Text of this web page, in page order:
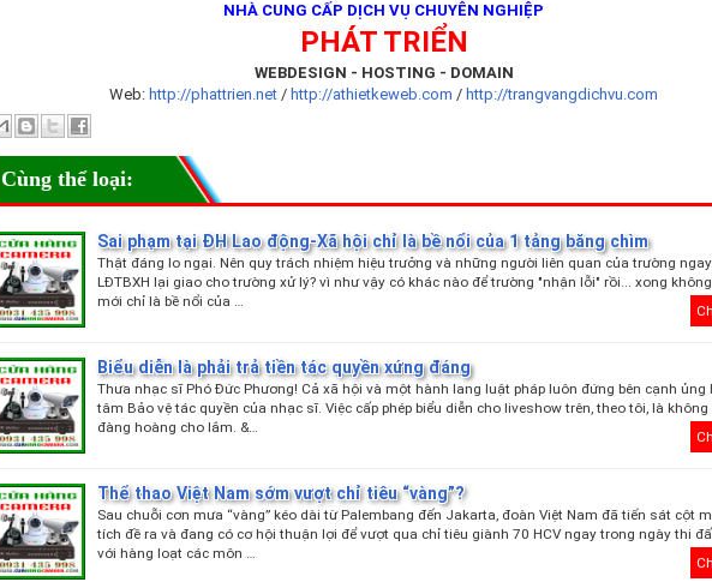
NHÀ CUNG CẤP DỊCH VỤ CHUYÊN NGHIỆP
PHÁT TRIỂN
WEBDESIGN - HOSTING - DOMAIN
Web: http://phattrien.net/ http://athietkeweb.com / http://trangvangdichvu.com
Cùng thể loại:
Sai phạm tại ĐH Lao động-Xã hội chỉ là bề nổi của 1 tảng băng chìm
Thật đáng lo ngại. Nên quy trách nhiệm hiệu trưởng và những người liên quan của trường
LĐTBXH lại giao cho trường xử lý? vì như vậy có khác nào để trường "nhận lỗi" rồi... xong
mới chỉ là bề nổi của …
Biểu diễn là phải trả tiền tác quyền xứng đáng
Thưa nhạc sĩ Phó Đức Phương! Cả xã hội và một hành lang luật pháp luôn đứng bên cạnh ủng
tâm Bảo vệ tác quyền của nhạc sĩ. Việc cấp phép biểu diễn cho liveshow trên, theo tôi, là
đàng hoàng cho lắm. &…
Thể thao Việt Nam sớm vượt chỉ tiêu “vàng”?
Sau chuỗi cơn mưa “vàng” kéo dài từ Palembang đến Jakarta, đoàn Việt Nam đã tiến sát cột
tích đề ra và đang có cơ hội thuận lợi để vượt qua chỉ tiêu giành 70 HCV ngay trong ngày thi
với hàng loạt các môn …